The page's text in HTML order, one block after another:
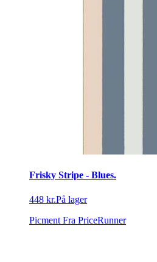
Frisky Stripe - Blues.
448 kr.På lager
Picment Fra PriceRunner